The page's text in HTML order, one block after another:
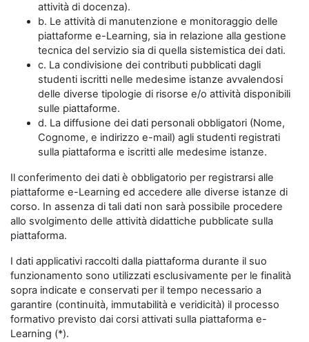
attività di docenza).
b. Le attività di manutenzione e monitoraggio delle
piattaforme e-Learning, sia in relazione alla gestione
tecnica del servizio sia di quella sistemistica dei dati.
c. La condivisione dei contributi pubblicati dagli
studenti iscritti nelle medesime istanze avvalendosi
delle diverse tipologie di risorse e/o attività disponibili
sulle piattaforme.
d. La diffusione dei dati personali obbligatori (Nome,
Cognome, e indirizzo e-mail) agli studenti registrati
sulla piattaforma e iscritti alle medesime istanze.
Il conferimento dei dati è obbligatorio per registrarsi alle
piattaforme e-Learning ed accedere alle diverse istanze di
corso. In assenza di tali dati non sarà possibile procedere
allo svolgimento delle attività didattiche pubblicate sulla
piattaforma.
I dati applicativi raccolti dalla piattaforma durante il suo
funzionamento sono utilizzati esclusivamente per le finalità
sopra indicate e conservati per il tempo necessario a
garantire (continuità, immutabilità e veridicità) il processo
formativo previsto dai corsi attivati sulla piattaforma e-
Learning (*).